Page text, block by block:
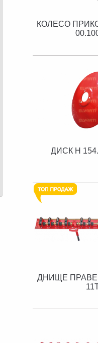
КОЛЕСО
ДИСК Н
ДНИЩЕ ПРАВЕ